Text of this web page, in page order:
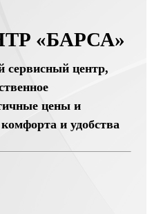
«БАРСА»
сервисный центр,
цены и
и удобства